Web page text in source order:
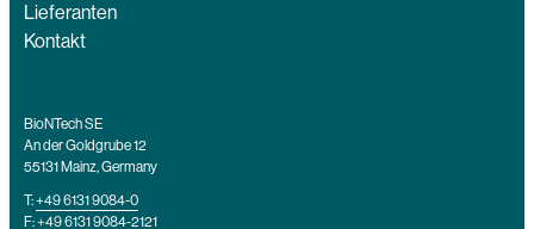
Lieferanten
Kontakt
BioNTech SE
An der Goldgrube 12
55131 Mainz, Germany
T:+49 6131 9084-0
F: +49 6131 9084-2121